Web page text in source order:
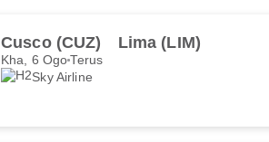
Cusco (CUZ) Lima (LIM)
Kha, 6 OgoTerus
Sky Airline